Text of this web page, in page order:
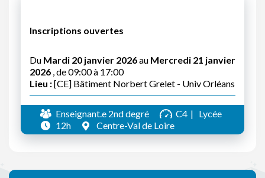
Inscriptions ouvertes
Du Mardi 20 janvier 2026au Mercredi 21 janvier
2026 , de 09:00 à 17:00
Lieu :[CE] Bâtiment Norbert Grelet - Univ Orléans
Enseignant.e 2nd degré C4
Lycée
12h
Centre-Val de Loire